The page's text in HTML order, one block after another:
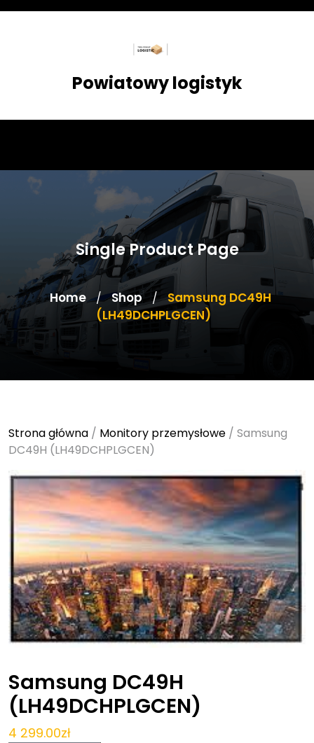
Skip
Powiatowy logistyk
Single Product Page
Home / Shop / Samsung DC49H
(LH49DCHPLGCEN)
Strona główna / Monitory przemysłowe / Samsung
DC49H (LH49DCHPLGCEN)
Samsung DC49H
(LH49DCHPLGCEN)
4 299.00zł